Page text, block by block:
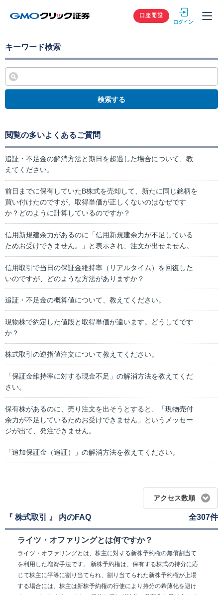
GMOクリック
口座開設
キーワード検索
検索する
閲覧の多いよくあるご質問
追証・不足金の解消方法と期日を超過した場合について、教
えてください。
前日までに保有していたB株式を売却して、新たに同じ銘柄を
買い付けたのですが、取得単価が正しくないのはなぜです
か？どのように計算しているのですか？
信用新規建余力があるのに「信用新規建余力が不足している
ためお受けできません。」と表示され、注文が出せません。
信用取引で当日の保証金維持率（リアルタイム）を回復した
いのですが、どのような方法がありますか？
追証・不足金の概算値について、教えてください。
現物株で約定した値段と取得単価が違います。どうしてです
か？
株式取引の逆指値注文について教えてください。
「保証金維持率に対する現金不足」の解消方法を教えてくだ
さい。
保有株があるのに、売り注文を出そうとすると、「現物売付
余力が不足しているためお受けできません」というメッセー
ジが出て、発注できません。
「追加保証金（追証）」の解消方法を教えてください。
アクセス数順
『 株式取引 』 内のFAQ 全307件
ライツ・オファリングとは何ですか？
ライツ・オファリングとは、株主に対する新株予約権の無償割当て
を利用した増資手法です。 新株予約権は、保有する株式の持分に応
じて株主に平等に割り当てられ、割り当てられた新株予約権が上場
する場合には、株主は新株予約権の行使により持分の希薄化を避け